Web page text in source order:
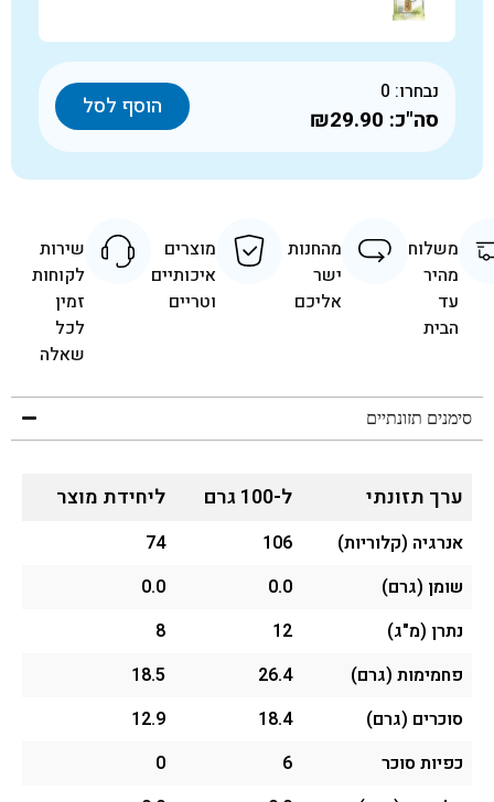
נבחרו: 0
סה"כ: ₪29.90 הוסף לסל
משלוח
מהיר
עד
הבית
מהחנות
ישר
אליכם
מוצרים
איכותיים
וטריים
שירות
לקוחות
זמין
לכל
שאלה
סימנים תזונתיים
ערך תזונתי ל-100 גרם ליחידת מוצר
אנרגיה (קלוריות) 106
74
שומן (גרם)
0.0
0.0
נתרן (מ"ג)
12
8
פחמימות (גרם)
26.4
18.5
סוכרים (גרם)
18.4
12.9
כפיות סוכר
6
0